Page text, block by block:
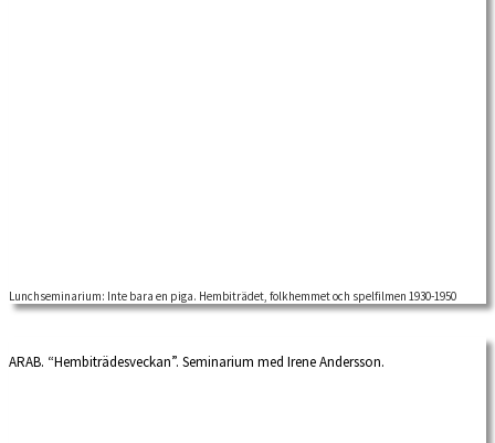
Lunchseminarium: Inte bara en piga. Hembiträdet, folkhemmet och spelfilmen 1930-1950
ARAB. “Hembiträdesveckan”. Seminarium med Irene Andersson.